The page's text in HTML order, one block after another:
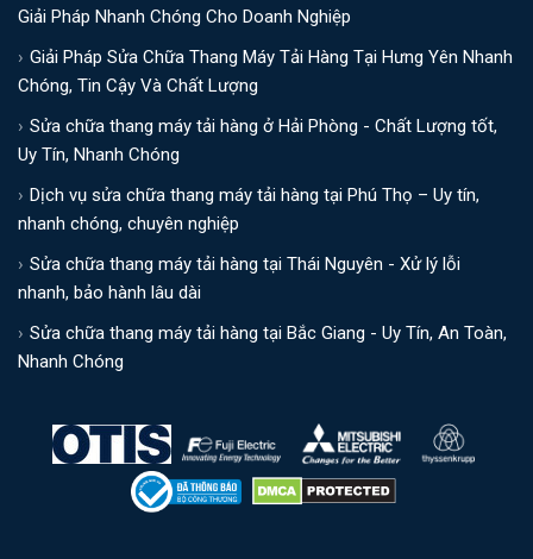
Giải Pháp Nhanh Chóng Cho Doanh Nghiệp
Giải Pháp Sửa Chữa Thang Máy Tải Hàng Tại Hưng Yên Nhanh
Chóng, Tin Cậy Và Chất Lượng
Sửa chữa thang máy tải hàng ở Hải Phòng - Chất Lượng tốt,
Uy Tín, Nhanh Chóng
Dịch vụ sửa chữa thang máy tải hàng tại Phú Thọ – Uy tín,
nhanh chóng, chuyên nghiệp
Sửa chữa thang máy tải hàng tại Thái Nguyên - Xử lý lỗi
nhanh, bảo hành lâu dài
Sửa chữa thang máy tải hàng tại Bắc Giang - Uy Tín, An Toàn,
Nhanh Chóng